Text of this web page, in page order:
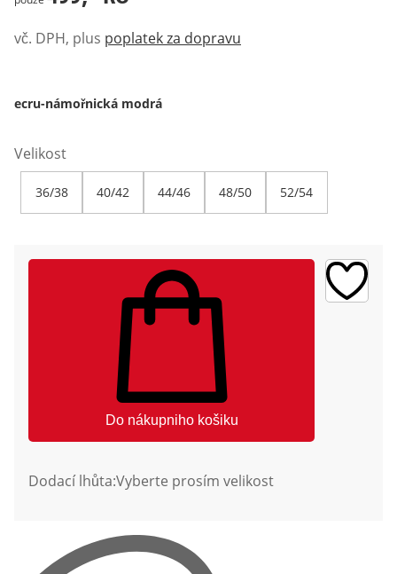
vč. DPH, plus poplatek za dopravu
ecru-námořnická modrá
Velikost
36/38 40/42 44/46 48/50 52/54
Do nákupniho košiku
Dodací lhůta:Vyberte prosím velikost